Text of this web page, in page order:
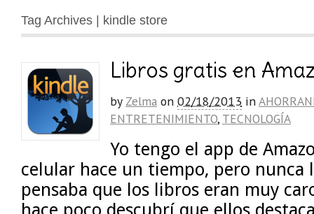
Tag Archives | kindle store
Libros gratis en
by Zelma on 02/18/2013 in
ENTRETENIMIENTO, TECNOLOGÍA
Yo tengo el app de
celular hace un tiempo, pero nunca
pensaba que los libros eran muy
hace poco descubrí que ellos